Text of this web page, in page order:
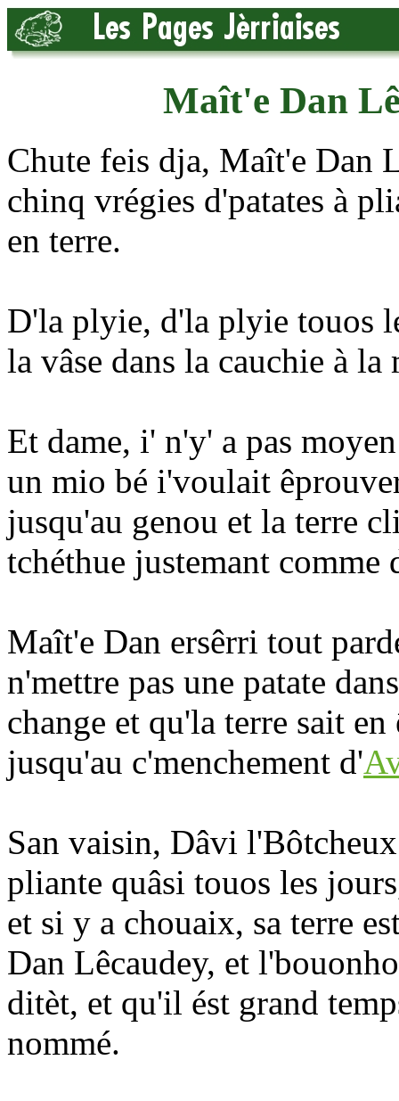
Maît'e Dan
Chute feis dja, Maît'e Dan
chinq vrégies d'patates à
en terre.
D'la plyie, d'la plyie touos
la vâse dans la cauchie à la
Et dame, i' n'y' a pas
un mio bé i'voulait
jusqu'au genou et la terre
tchéthue justemant comme
Maît'e Dan ersêrri tout
n'mettre pas une patate
change et qu'la terre sait
jusqu'au c'menchement d'
San vaisin, Dâvi
pliante quâsi touos les
et si y a chouaix, sa terre
Dan Lêcaudey, et
ditèt, et qu'il ést grand
nommé.